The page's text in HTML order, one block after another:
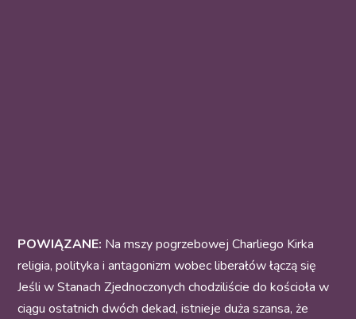
POWIĄZANE: Na mszy pogrzebowej Charliego Kirka
religia, polityka i antagonizm wobec liberałów łączą się
Jeśli w Stanach Zjednoczonych chodziliście do kościoła w
ciągu ostatnich dwóch dekad, istnieje duża szansa, że